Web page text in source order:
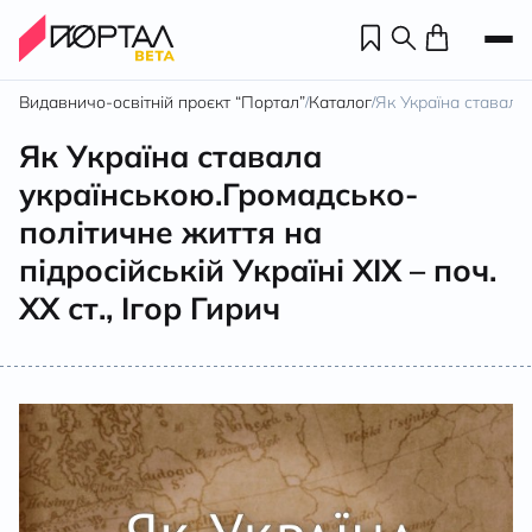
Видавничо-освітній проєкт “Портал”/Каталог/Як Україна ставала
Як Україна ставала
українською.Громадсько-
політичне життя на
підросійській Україні ХІХ – поч.
ХХ ст., Ігор Гирич